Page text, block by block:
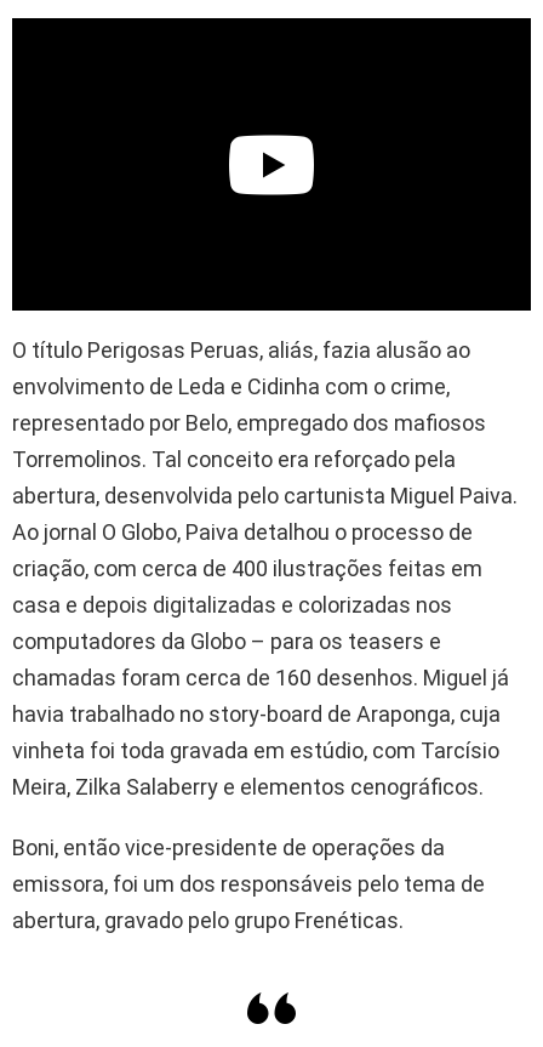
O título Perigosas Peruas, aliás, fazia alusão ao
envolvimento de Leda e Cidinha com o crime,
representado por Belo, empregado dos mafiosos
Torremolinos. Tal conceito era reforçado pela
abertura, desenvolvida pelo cartunista Miguel Paiva.
Ao jornal O Globo, Paiva detalhou o processo de
criação, com cerca de 400 ilustrações feitas em
casa e depois digitalizadas e colorizadas nos
computadores da Globo – para os teasers e
chamadas foram cerca de 160 desenhos. Miguel já
havia trabalhado no story-board de Araponga, cuja
vinheta foi toda gravada em estúdio, com Tarcísio
Meira, Zilka Salaberry e elementos cenográficos.
Boni, então vice-presidente de operações da
emissora, foi um dos responsáveis pelo tema de
abertura, gravado pelo grupo Frenéticas.